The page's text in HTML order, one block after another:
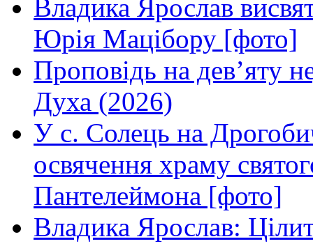
Владика Ярослав
Юрія Мацібору [фото]
Проповідь на дев’яту
Духа (2026)
У с. Солець на
освячення храму
Пантелеймона [фото]
Владика Ярослав: